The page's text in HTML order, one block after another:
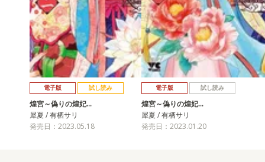
電子版 試し読み
煌宮～偽りの煌妃…
犀夏 / 有栖サリ
発売日：2023.05.18
電子版 試し読み
煌宮～偽りの煌妃…
犀夏 / 有栖サリ
発売日：2023.01.20